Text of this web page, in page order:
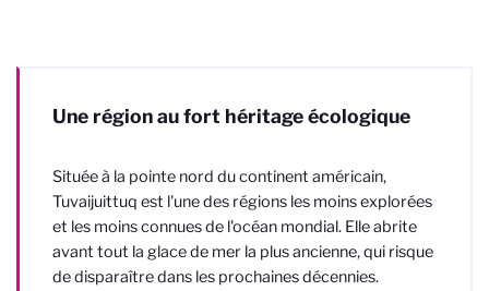
Une région au fort héritage écologique
Située à la pointe nord du continent américain,
Tuvaijuittuq est l'une des régions les moins explorées
et les moins connues de l'océan mondial. Elle abrite
avant tout la glace de mer la plus ancienne, qui risque
de disparaître dans les prochaines décennies.